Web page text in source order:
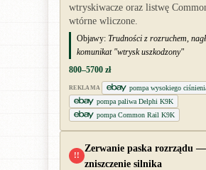
wtryskiwacze oraz listwę
wtórne wliczone.
Objawy: Trudności z rozruchem,
komunikat "wtrysk uszkodzony"
800–5700 zł
REKLAMA
pompa wysokiego
pompa paliwa Delphi K9K
pompa Common Rail K9K
!!
Zerwanie paska rozrządu —
zniszczenie silnika